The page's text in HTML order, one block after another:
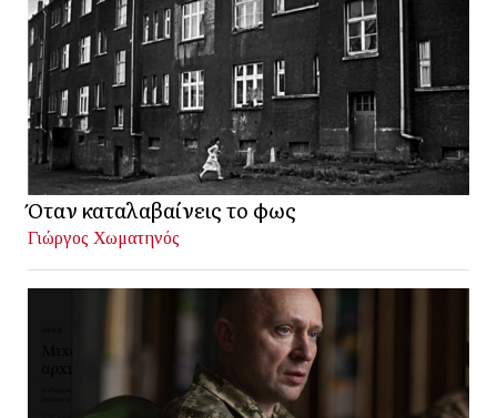
Όταν καταλαβαίνεις το φως
Γιώργος Χωματηνός